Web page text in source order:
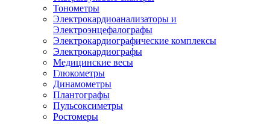
Тонометры
Электрокардиоанализаторы и
Электроэнцефалографы
Электрокардиографические комплексы
Электрокардиографы
Медицинские весы
Глюкометры
Динамометры
Плантографы
Пульсоксиметры
Ростомеры